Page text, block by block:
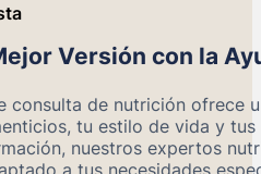
Versión con la
consulta de nutrición ofrece
tu estilo de vida y
nuestros expertos
a tus necesidades